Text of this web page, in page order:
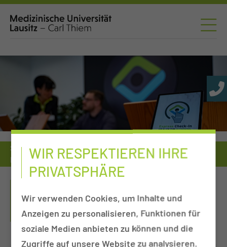
Serviceleistung
Radioonkologie & Strahlentherapie
Persönliche Patientenaufnahme (teilstationär & stationär)
PATIENTENAUFNAHME
(TEILSTATIONÄR & STATIONÄR)
WIR RESPEKTIEREN IHRE
PRIVATSPHÄRE
Wir verwenden Cookies, um Inhalte und
Anzeigen zu personalisieren, Funktionen für
soziale Medien anbieten zu können und die
Zugriffe auf unsere Website zu analysieren.